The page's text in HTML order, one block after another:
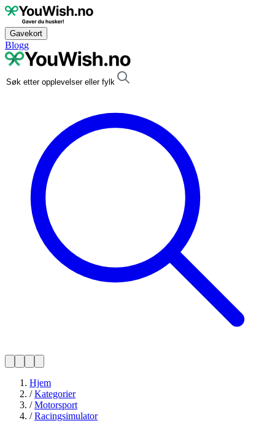
Gavekort
Blogg
Hjem
/Kategorier
/Motorsport
/Racingsimulator